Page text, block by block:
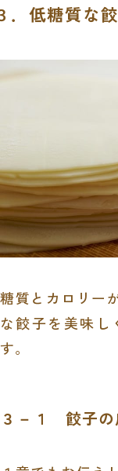
．低糖質な
糖質とカロリー
な餃子を美味し
す。
３－１ 餃子の